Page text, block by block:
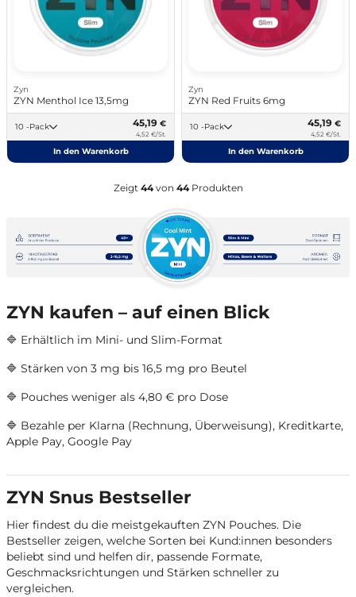
Zyn
ZYN Menthol Ice 13,5mg
10 -Pack 45,19 €
4,52 €/St.
In den Warenkorb
Zyn
ZYN Red Fruits 6mg
10 -Pack 45,19 €
4,52 €/St.
In den Warenkorb
Zeigt 44von 44 Produkten
ZYN kaufen – auf einen Blick
🔷 Erhältlich im Mini- und Slim-Format
🔷 Stärken von 3 mg bis 16,5 mg pro Beutel
🔷 Pouches weniger als 4,80 € pro Dose
🔷 Bezahle per Klarna (Rechnung, Überweisung), Kreditkarte,
Apple Pay, Google Pay
ZYN Snus Bestseller
Hier findest du die meistgekauften ZYN Pouches. Die
Bestseller zeigen, welche Sorten bei Kund:innen besonders
beliebt sind und helfen dir, passende Formate,
Geschmacksrichtungen und Stärken schneller zu
vergleichen.